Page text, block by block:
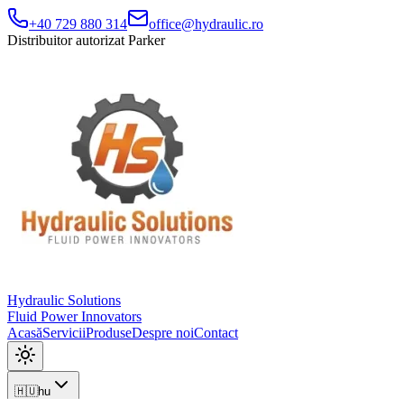
+40 729 880 314
office@hydraulic.ro
Distribuitor autorizat Parker
Hydraulic Solutions
Fluid Power Innovators
AcasăServiciiProduseDespre noiContact
🇭🇺hu